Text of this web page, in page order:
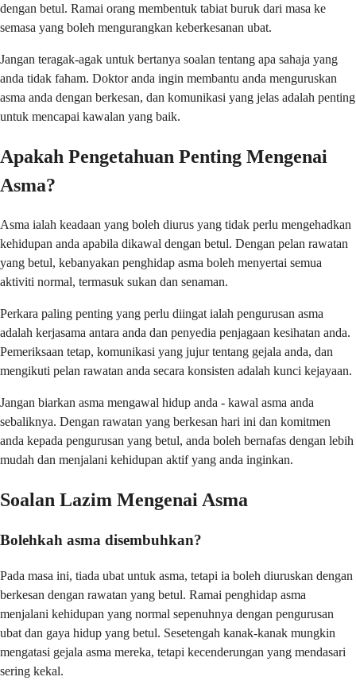
dengan betul. Ramai orang membentuk tabiat buruk dari masa ke
semasa yang boleh mengurangkan keberkesanan ubat.
Jangan teragak-agak untuk bertanya soalan tentang apa sahaja yang
anda tidak faham. Doktor anda ingin membantu anda menguruskan
asma anda dengan berkesan, dan komunikasi yang jelas adalah penting
untuk mencapai kawalan yang baik.
Apakah Pengetahuan Penting Mengenai
Asma?
Asma ialah keadaan yang boleh diurus yang tidak perlu mengehadkan
kehidupan anda apabila dikawal dengan betul. Dengan pelan rawatan
yang betul, kebanyakan penghidap asma boleh menyertai semua
aktiviti normal, termasuk sukan dan senaman.
Perkara paling penting yang perlu diingat ialah pengurusan asma
adalah kerjasama antara anda dan penyedia penjagaan kesihatan anda.
Pemeriksaan tetap, komunikasi yang jujur tentang gejala anda, dan
mengikuti pelan rawatan anda secara konsisten adalah kunci kejayaan.
Jangan biarkan asma mengawal hidup anda - kawal asma anda
sebaliknya. Dengan rawatan yang berkesan hari ini dan komitmen
anda kepada pengurusan yang betul, anda boleh bernafas dengan lebih
mudah dan menjalani kehidupan aktif yang anda inginkan.
Soalan Lazim Mengenai Asma
Bolehkah asma disembuhkan?
Pada masa ini, tiada ubat untuk asma, tetapi ia boleh diuruskan dengan
berkesan dengan rawatan yang betul. Ramai penghidap asma
menjalani kehidupan yang normal sepenuhnya dengan pengurusan
ubat dan gaya hidup yang betul. Sesetengah kanak-kanak mungkin
mengatasi gejala asma mereka, tetapi kecenderungan yang mendasari
sering kekal.